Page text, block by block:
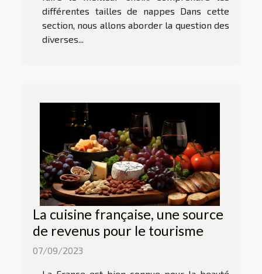
différentes tailles de nappes Dans cette
section, nous allons aborder la question des
diverses...
La cuisine française, une source
de revenus pour le tourisme
07/09/2023